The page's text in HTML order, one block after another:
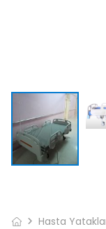
Hasta